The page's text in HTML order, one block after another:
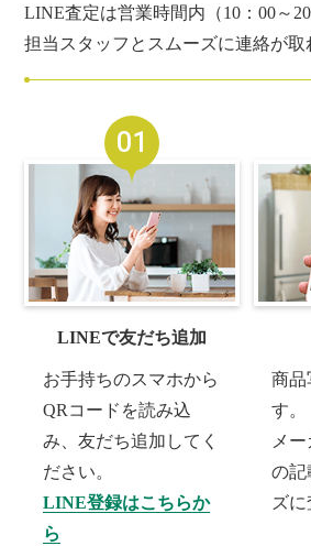
LINE査定は営業時間内（10：00～
担当スタッフとスムーズに連絡が取
01
LINEで友だち追加
お手持ちのスマホから
QRコードを読み込
み、友だち追加してく
ださい。
LINE登録はこちらか
ら
商品
す。
メ
の記
ズに